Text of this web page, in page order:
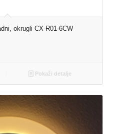
okrugli CX-R01-6CW
Pokaži detalje